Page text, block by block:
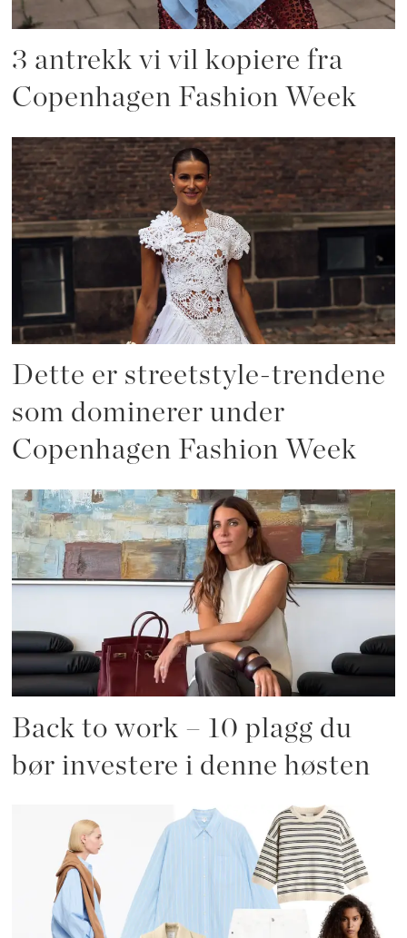
3 antrekk vi vil kopiere fra
Copenhagen Fashion Week
Dette er streetstyle-trendene
som dominerer under
Copenhagen Fashion Week
Back to work – 10 plagg du
bør investere i denne høsten